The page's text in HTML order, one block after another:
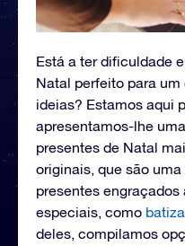
Está a ter dificuldade
Natal perfeito para
ideias? Estamos aqui
apresentamos-lhe
presentes de Natal
originais, que são
presentes
especiais, como
deles, compilamos